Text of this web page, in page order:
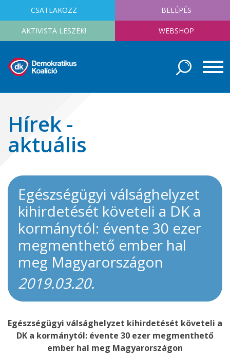
CSATLAKOZZ BELÉPÉS
AKTIVISTA LESZEK! WEBSHOP
Hírek -
aktuális
Egészségügyi válsághelyzet
kihirdetését követeli a DK a
kormánytól: évente 30 ezer
megmenthető ember hal
meg Magyarországon
2019.03.20.
Egészségügyi válsághelyzet kihirdetését követeli a
DK a kormánytól: évente 30 ezer megmenthető
ember hal meg Magyarországon